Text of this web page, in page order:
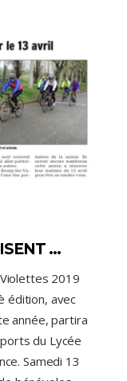
…
2019
édition, avec
année, partira
du Lycée
Samedi 13